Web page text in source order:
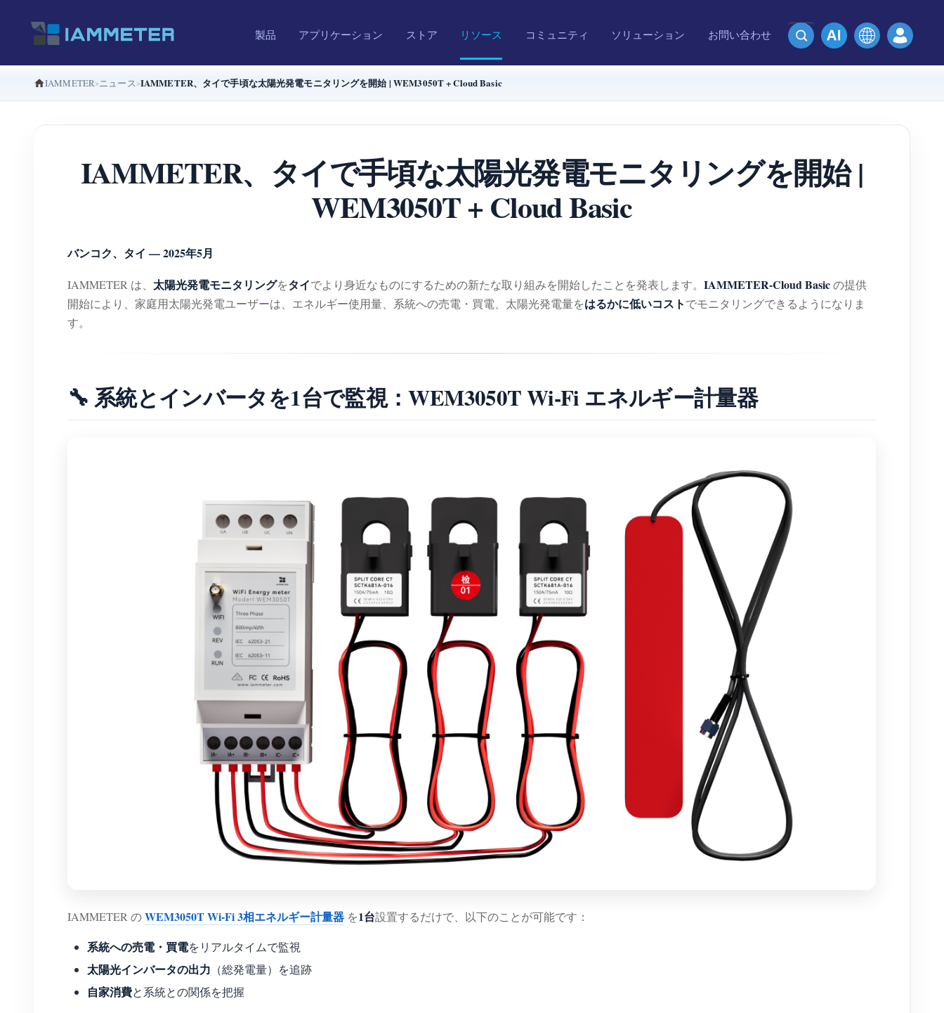
製品 アプリケーション ストア リソース コミュニティ ソリューション お問い合わせ
IAMMETER ニュース IAMMETER、タイで手頃な太陽光発電モニタリングを開始 | WEM3050T + Cloud Basic
IAMMETER、タイで手頃な太陽光発電モニタリングを開始 |
WEM3050T + Cloud Basic
バンコク、タイ — 2025年5月
IAMMETER は、 太陽光発電モニタリングをタイでより身近なものにするための新たな取り組みを開始したことを発表します。 IAMMETER-Cloud Basicの提供
開始により、家庭用太陽光発電ユーザーは、エネルギー使用量、系統への売電・買電、太陽光発電量をはるかに低いコストでモニタリングできるようになりま
す。
🔧 系統とインバータを1台で監視：WEM3050T Wi-Fi エネルギー計量器
IAMMETER のWEM3050T Wi-Fi 3相エネルギー計量器 を1台設置するだけで、以下のことが可能です：
系統への売電・買電をリアルタイムで監視
太陽光インバータの出力 （総発電量）を追跡
自家消費と系統との関係を把握